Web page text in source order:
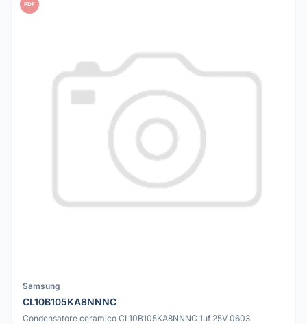
PDF
Samsung
CL10B105KA8NNNC
Condensatore ceramico CL10B105KA8NNNC 1uf 25V 0603